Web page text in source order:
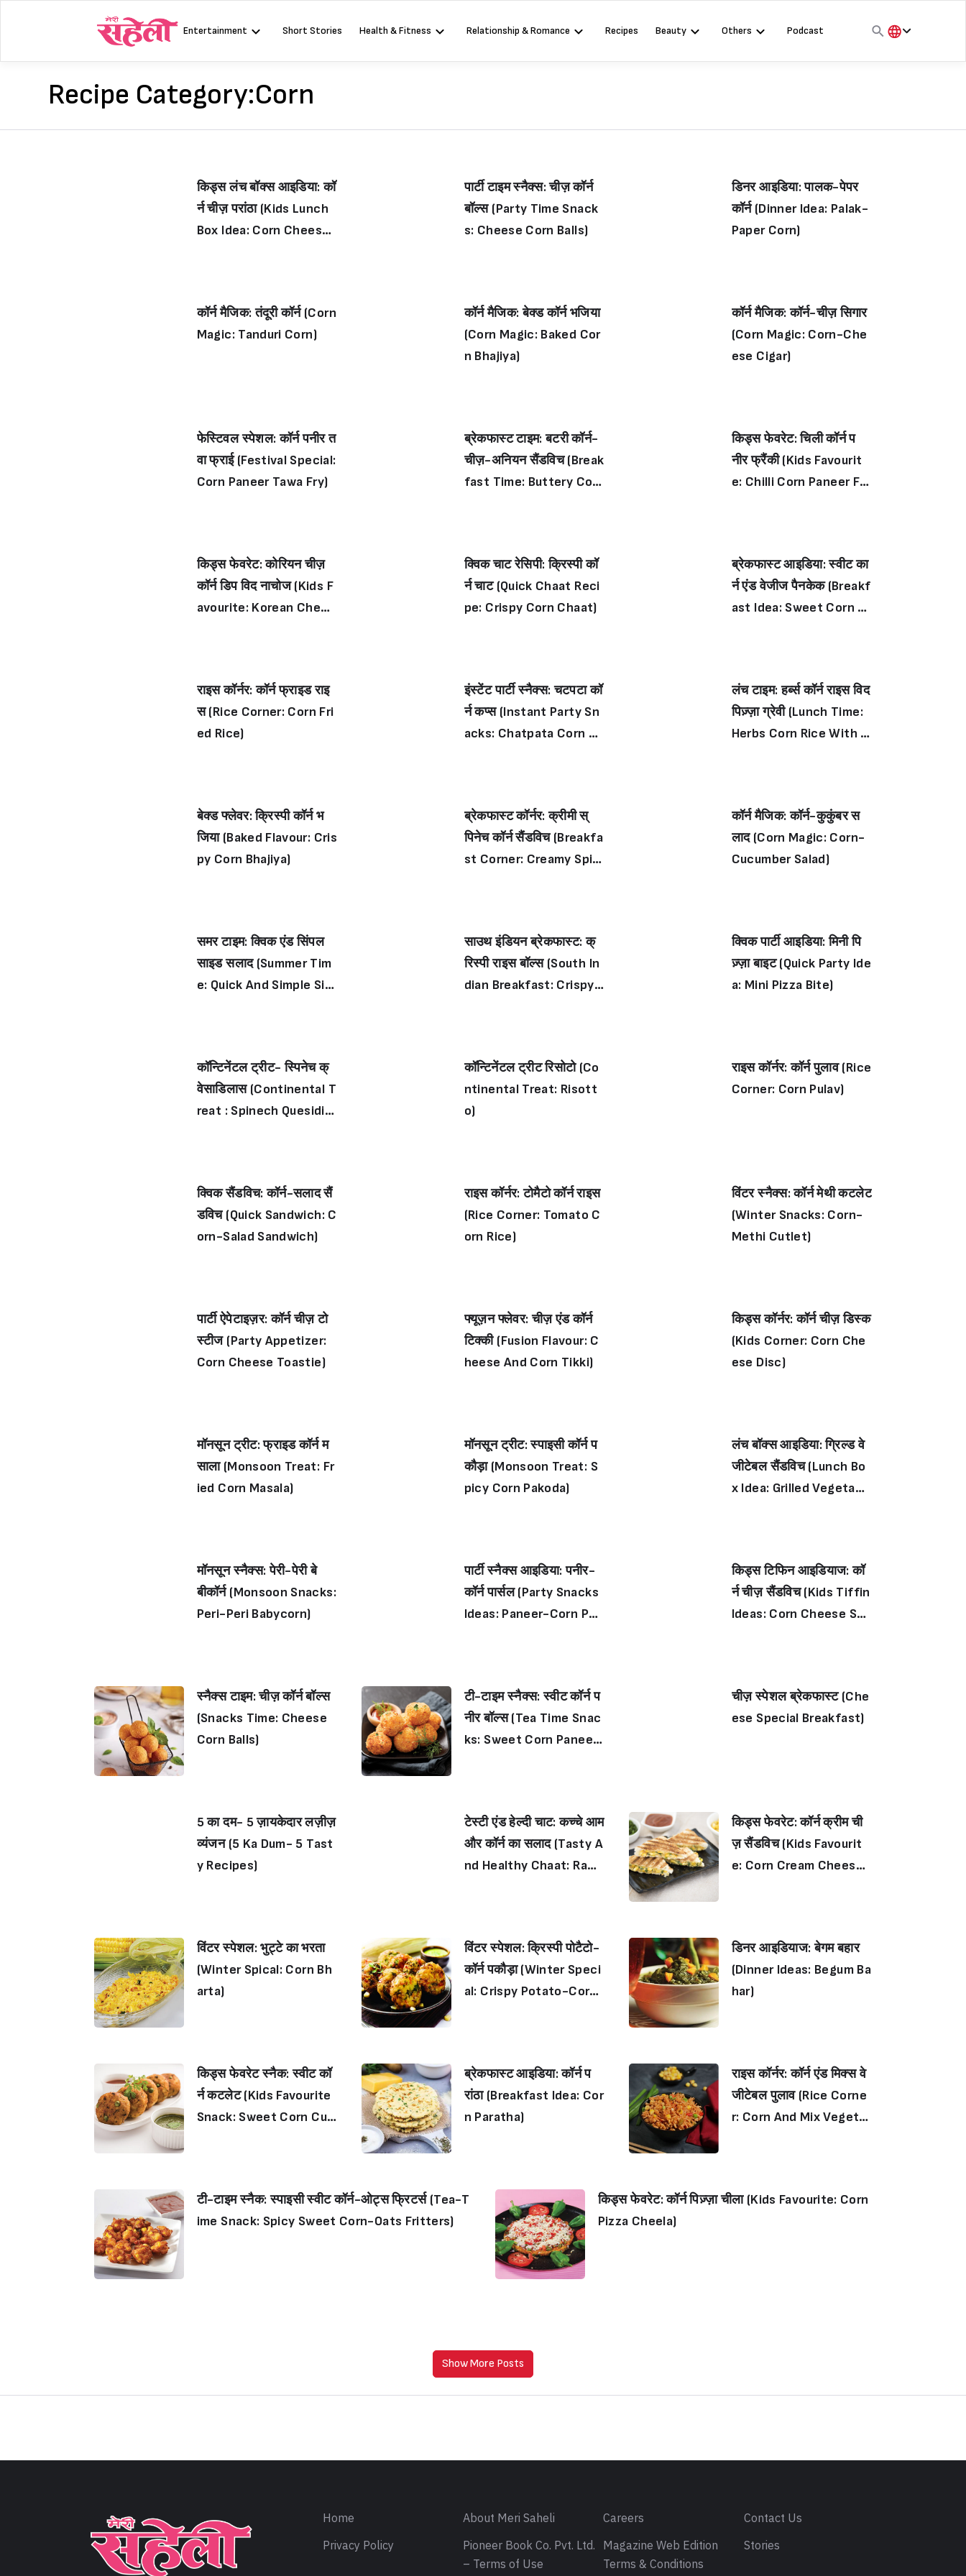
Sign in
Entertainment Short Stories Health & Fitness Relationship & Romance Recipes Beauty Others
Podcast
Recipe Category:Corn
किड्स लंच बॉक्स आइडिया: कॉ
र्न चीज़ परांठा (Kids Lunch
Box Idea: Corn Cheese
पार्टी टाइम स्नैक्स: चीज़ कॉर्न
बॉल्स (Party Time Snack
s: Cheese Corn Balls)
डिनर आइडिया: पालक-पेपर
कॉर्न (Dinner Idea: Palak-
Paper Corn)
कॉर्न मैजिक: तंदूरी कॉर्न (Corn
Magic: Tanduri Corn)
कॉर्न मैजिक: बेक्ड कॉर्न भजिया
(Corn Magic: Baked Cor
n Bhajiya)
कॉर्न मैजिक: कॉर्न-चीज़ सिगार
(Corn Magic: Corn-Che
ese Cigar)
फेस्टिवल स्पेशल: कॉर्न पनीर त
वा फ्राई (Festival Special:
Corn Paneer Tawa Fry)
ब्रेकफास्ट टाइम: बटरी कॉर्न-
चीज़-अनियन सैंडविच (Break
fast Time: Buttery Corn
किड्स फेवरेट: चिली कॉर्न प
नीर फ्रैंकी (Kids Favourit
e: Chilli Corn Paneer Fra
किड्स फेवरेट: कोरियन चीज़
कॉर्न डिप विद नाचोज (Kids F
avourite: Korean Chees
क्विक चाट रेसिपी: क्रिस्पी कॉ
र्न चाट (Quick Chaat Reci
pe: Crispy Corn Chaat)
ब्रेकफास्ट आइडिया: स्वीट का
र्न एंड वेजीज पैनकेक (Breakf
ast Idea: Sweet Corn A
राइस कॉर्नर: कॉर्न फ्राइड राइ
स (Rice Corner: Corn Fri
ed Rice)
इंस्टेंट पार्टी स्नैक्स: चटपटा कॉ
र्न कप्स (Instant Party Sn
acks: Chatpata Corn Cu
लंच टाइम: हर्ब्स कॉर्न राइस विद
पिज़्ज़ा ग्रेवी (Lunch Time:
Herbs Corn Rice With Pi
बेक्ड फ्लेवर: क्रिस्पी कॉर्न भ
जिया (Baked Flavour: Cris
py Corn Bhajiya)
ब्रेकफास्ट कॉर्नर: क्रीमी स्
पिनेच कॉर्न सैंडविच (Breakfa
st Corner: Creamy Spin
कॉर्न मैजिक: कॉर्न-कुकुंबर स
लाद (Corn Magic: Corn-
Cucumber Salad)
समर टाइम: क्विक एंड सिंपल
साइड सलाद (Summer Tim
e: Quick And Simple Sid
साउथ इंडियन ब्रेकफास्ट: क्
रिस्पी राइस बॉल्स (South In
dian Breakfast: Crispy
क्विक पार्टी आइडिया: मिनी पि
ज़्ज़ा बाइट (Quick Party Ide
a: Mini Pizza Bite)
कॉन्टिनेंटल ट्रीट- स्पिनेच क्
वेसाडिलास (Continental T
reat : Spinech Quesidill
कॉन्टिनेंटल ट्रीट रिसोटो (Co
ntinental Treat: Risott
o)
राइस कॉर्नर: कॉर्न पुलाव (Rice
Corner: Corn Pulav)
क्विक सैंडविच: कॉर्न-सलाद सैं
डविच (Quick Sandwich: C
orn-Salad Sandwich)
राइस कॉर्नर: टोमैटो कॉर्न राइस
(Rice Corner: Tomato C
orn Rice)
विंटर स्नैक्स: कॉर्न मेथी कटलेट
(Winter Snacks: Corn-
Methi Cutlet)
पार्टी ऐपेटाइज़र: कॉर्न चीज़ टो
स्टीज (Party Appetizer:
Corn Cheese Toastie)
फ्यूज़न फ्लेवर: चीज़ एंड कॉर्न
टिक्की (Fusion Flavour: C
heese And Corn Tikki)
किड्स कॉर्नर: कॉर्न चीज़ डिस्क
(Kids Corner: Corn Che
ese Disc)
मॉनसून ट्रीट: फ्राइड कॉर्न म
साला (Monsoon Treat: Fr
ied Corn Masala)
मॉनसून ट्रीट: स्पाइसी कॉर्न प
कौड़ा (Monsoon Treat: S
picy Corn Pakoda)
लंच बॉक्स आइडिया: ग्रिल्ड वे
जीटेबल सैंडविच (Lunch Bo
x Idea: Grilled Vegetabl
मॉनसून स्नैक्स: पेरी-पेरी बे
बीकॉर्न (Monsoon Snacks:
Peri-Peri Babycorn)
पार्टी स्नैक्स आइडिया: पनीर-
कॉर्न पार्सल (Party Snacks
Ideas: Paneer-Corn Par
किड्स टिफिन आइडियाज: कॉ
र्न चीज़ सैंडविच (Kids Tiffin
Ideas: Corn Cheese San
स्नैक्स टाइम: चीज़ कॉर्न बॉल्स
(Snacks Time: Cheese
Corn Balls)
टी-टाइम स्नैक्स: स्वीट कॉर्न प
नीर बॉल्स (Tea Time Snac
ks: Sweet Corn Paneer
चीज़ स्पेशल ब्रेकफास्ट (Che
ese Special Breakfast)
5 का दम- 5 ज़ायकेदार लज़ीज़
व्यंजन (5 Ka Dum- 5 Tast
y Recipes)
टेस्टी एंड हेल्दी चाट: कच्चे आम
और कॉर्न का सलाद (Tasty A
nd Healthy Chaat: Raw
किड्स फेवरेट: कॉर्न क्रीम ची
ज़ सैंडविच (Kids Favourit
e: Corn Cream Cheese
विंटर स्पेशल: भुट्टे का भरता
(Winter Spical: Corn Bh
arta)
विंटर स्पेशल: क्रिस्पी पोटैटो-
कॉर्न पकौड़ा (Winter Speci
al: Crispy Potato-Corn
डिनर आइडियाज: बेगम बहार
(Dinner Ideas: Begum Ba
har)
किड्स फेवरेट स्नैक: स्वीट कॉ
र्न कटलेट (Kids Favourite
Snack: Sweet Corn Cutl
ब्रेकफास्ट आइडिया: कॉर्न प
रांठा (Breakfast Idea: Cor
n Paratha)
राइस कॉर्नर: कॉर्न एंड मिक्स वे
जीटेबल पुलाव (Rice Corne
r: Corn And Mix Vegeta
टी-टाइम स्नैक: स्पाइसी स्वीट कॉर्न-ओट्स फ्रिटर्स (Tea-T
ime Snack: Spicy Sweet Corn-Oats Fritters)
किड्स फेवरेट: कॉर्न पिज़्ज़ा चीला (Kids Favourite: Corn
Pizza Cheela)
Show More Posts
Home About Meri Saheli Careers
Contact Us
Privacy Policy
Pioneer Book Co. Pvt. Ltd.
– Terms of Use
Magazine Web Edition
Terms & Conditions
Stories